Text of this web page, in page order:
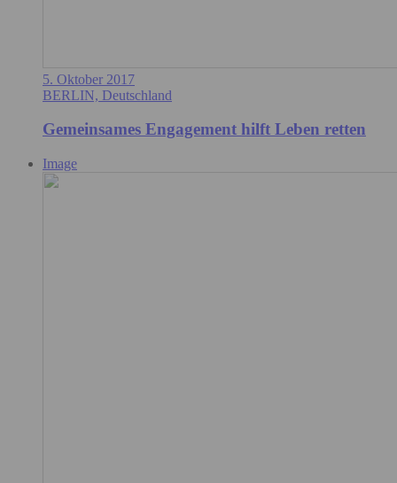
5. Oktober 2017
BERLIN, Deutschland
Gemeinsames Engagement hilft Leben retten
Image